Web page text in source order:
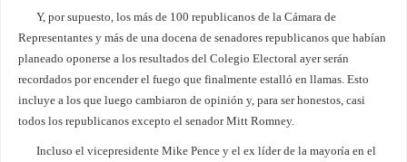
Y, por supuesto, los más de 100 republicanos de la Cámara de
Representantes y más de una docena de senadores republicanos que habían
planeado oponerse a los resultados del Colegio Electoral ayer serán
recordados por encender el fuego que finalmente estalló en llamas. Esto
incluye a los que luego cambiaron de opinión y, para ser honestos, casi
todos los republicanos excepto el senador Mitt Romney.
Incluso el vicepresidente Mike Pence y el ex líder de la mayoría en el